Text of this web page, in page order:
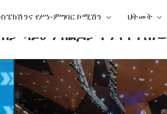
የሥነ-ምግባር ኮሚሽን ህትመት
ሳይሆን ከልጆቻችን የተዋስነው